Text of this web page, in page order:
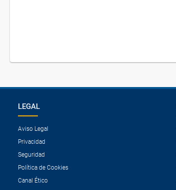
LEGAL
Aviso Legal
Privacidad
Seguridad
Política de Cookies
Canal Ético